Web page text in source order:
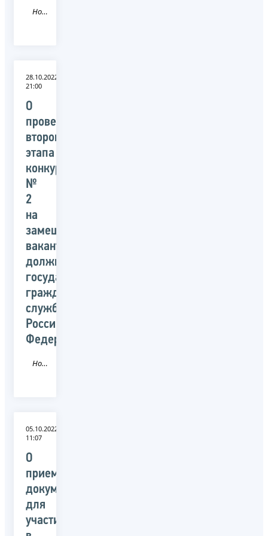
Новость
28.10.2022
21:00
О
проведении
второго
этапа
конкурса
№
2
на
замещение
вакантной
должности
государственной
гражданской
службы
Российской
Федерации
Новость
05.10.2022
11:07
О
приеме
документов
для
участия